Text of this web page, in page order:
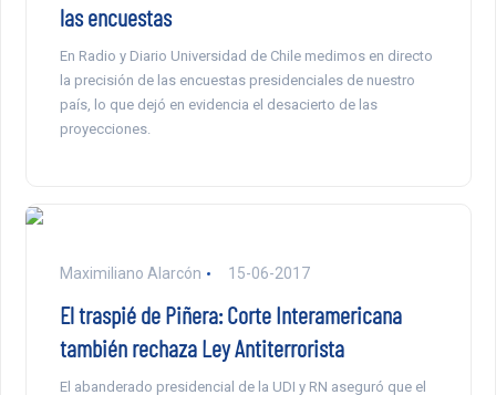
las encuestas
En Radio y Diario Universidad de Chile medimos en directo
la precisión de las encuestas presidenciales de nuestro
país, lo que dejó en evidencia el desacierto de las
proyecciones.
Maximiliano Alarcón 15-06-2017
El traspié de Piñera: Corte Interamericana
también rechaza Ley Antiterrorista
El abanderado presidencial de la UDI y RN aseguró que el